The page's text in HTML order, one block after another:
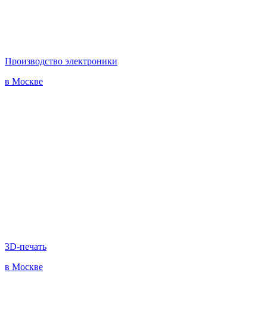
Производство электроники
в Москве
3D-печать
в Москве